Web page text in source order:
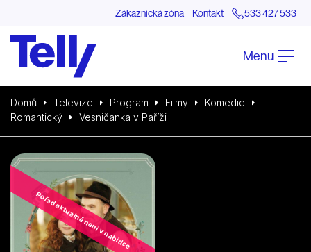
Zákaznická zóna Kontakt 533 427 533
Menu
Domů Televize Program Filmy
Komedie
Romantický
Vesničanka v Paříži
Pořad aktuálně není v nabídce